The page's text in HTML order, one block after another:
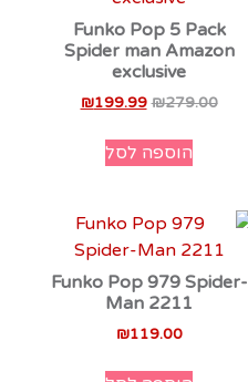
Funko Pop 5 Pack
Spider man Amazon
exclusive
₪279.00
₪199.99
הוספה לסל
Funko Pop 979 Spider-
Man 2211
₪119.00